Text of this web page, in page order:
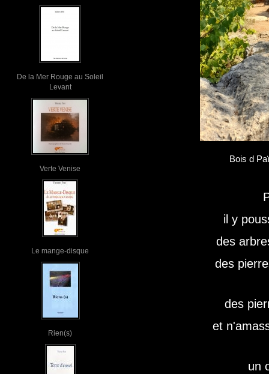
De la Mer Rouge au Soleil
Levant
Verte Venise
Le mange-disque
Rien(s)
Bois d
il y
des
des
des
et
un